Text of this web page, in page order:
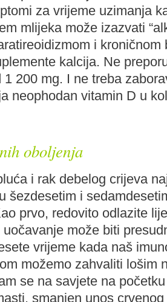
za vrijeme uzimanja
mlijeka može izazvati
i kroničnom
kalcija. Ne
1 200 mg. I ne treba
neophodan vitamin D u
oboljenja
i rak debelog crijeva
šezdesetim i
prvo, redovito odlazite
može biti
vrijeme kada naš
možemo zahvaliti lošim
se na savjete na
smanjen unos